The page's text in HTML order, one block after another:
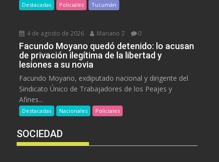
Destacadas Policiales Tucumán
4 de agosto de 2026 Mariano Z 0
Facundo Moyano quedó detenido: lo acusan
de privación ilegítima de la libertad y
lesiones a su novia
Facundo Moyano, exdiputado nacional y dirigente del
Sindicato Único de Trabajadores de los Peajes y
Afines...
Destacadas Nacionales Policiales
SOCIEDAD